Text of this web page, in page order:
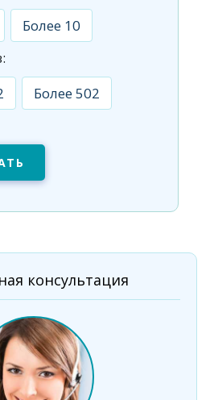
Более 10
Более 502
консультация